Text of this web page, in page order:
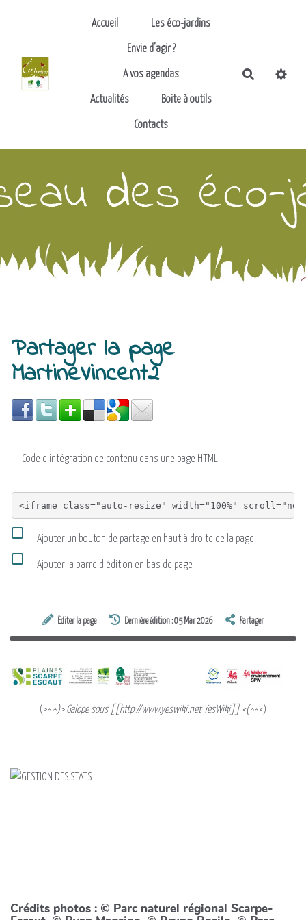
Aller au contenu principal
Accueil Les éco-jardins
Envie d'agir ?
A vos agendas
Actualités Boite à outils
Contacts
Partager la page
MartineVincent2
Code d'intégration de contenu dans une page HTML
Ajouter un bouton de partage en haut à droite de la page
Ajouter la barre d'édition en bas de page
Éditer la page Dernière édition : 05 Mar 2026 Partager
(>^ ^)> Galope sous [[http://www.yeswiki.net YesWiki]] <(^^<)
Crédits photos : © Parc naturel régional Scarpe-